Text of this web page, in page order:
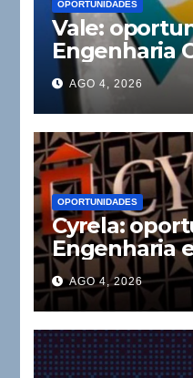
OPORTUNIDADES
Vale:
Engenharia
AGO 4, 2026
OPORTUNIDADES
Cyrela:
Engenharia
AGO 4, 2026